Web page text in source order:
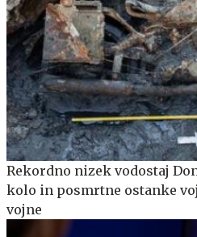
Rekordno nizek vodostaj
kolo in posmrtne ostanke
vojne